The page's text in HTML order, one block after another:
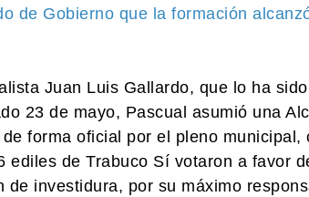
de Gobierno que la formación
Juan Luis Gallardo, que lo ha
23 de mayo, Pascual asumió una
forma oficial por el pleno municipal,
de Trabuco Sí votaron a favor
investidura, por su máximo